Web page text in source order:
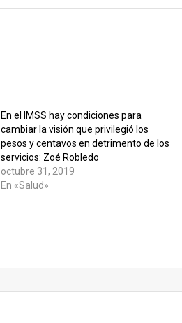
En el IMSS hay condiciones para
cambiar la visión que privilegió los
pesos y centavos en detrimento de los
servicios: Zoé Robledo
octubre 31, 2019
En «Salud»